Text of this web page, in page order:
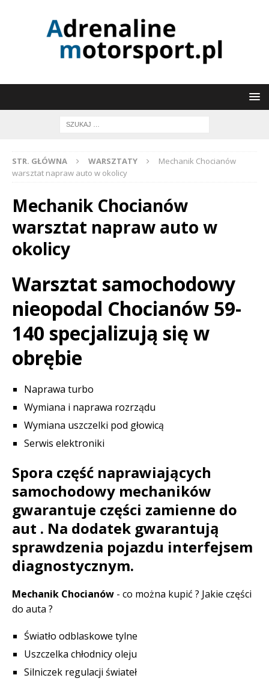
STR. GŁÓWNA WARSZTATY
Mechanik Chocianów
warsztat napraw auto w okolicy
Mechanik Chocianów
warsztat napraw auto w
okolicy
Warsztat samochodowy
nieopodal Chocianów 59-
140 specjalizują się w
obrębie
Naprawa turbo
Wymiana i naprawa rozrządu
Wymiana uszczelki pod głowicą
Serwis elektroniki
Spora część naprawiających
samochodowy mechaników
gwarantuje części zamienne do
aut . Na dodatek gwarantują
sprawdzenia pojazdu interfejsem
diagnostycznym.
Mechanik Chocianów - co można kupić ? Jakie części
do auta ?
Światło odblaskowe tylne
Uszczelka chłodnicy oleju
Silniczek regulacji świateł